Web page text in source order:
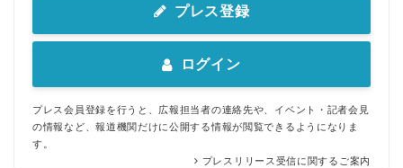
プレス登録
ログイン
プレス会員登録を行うと、広報担当者の連絡先や、イベント・記者会見
の情報など、報道機関だけに公開する情報が閲覧できるようになりま
す。
プレスリリース受信に関するご案内